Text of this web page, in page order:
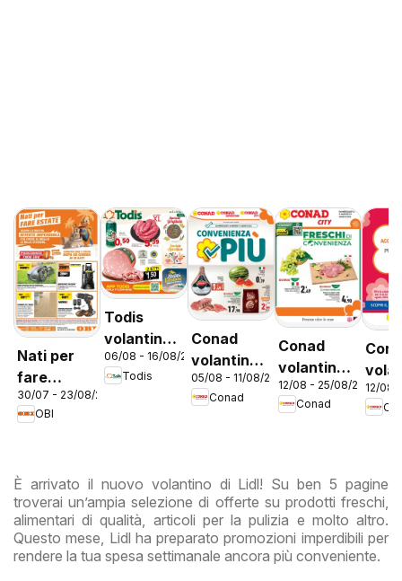
Nati per
fare
estate
30/07 - 23/08/2026
OBI
Todis
volantino
Lazio
06/08 - 16/08/2026
Todis
Conad
volantino
Convenienza
Più Lazio
05/08 - 11/08/2026
Conad
Conad
volantino
City Lazio
12/08 - 25/08/2026
Conad
City
12/08
È arrivato il nuovo volantino di Lidl! Su ben 5 pagine
troverai un’ampia selezione di offerte su prodotti freschi,
alimentari di qualità, articoli per la pulizia e molto altro.
Questo mese, Lidl ha preparato promozioni imperdibili per
rendere la tua spesa settimanale ancora più conveniente.